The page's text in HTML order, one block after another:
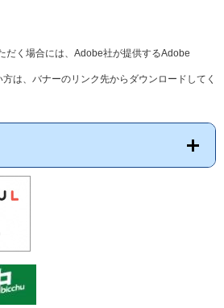
だく場合には、Adobe社が提供するAdobe
は、バナーのリンク先からダウンロードしてく